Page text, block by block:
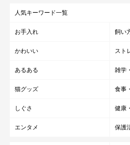
人気キーワード一覧
お手入れ 飼い
かわいい スト
あるある 雑学
猫グッズ 食事
しぐさ 健康
エンタメ 保護